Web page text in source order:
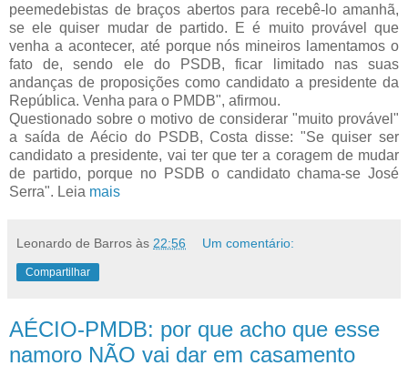
peemedebistas de braços abertos para recebê-lo amanhã,
se ele quiser mudar de partido. E é muito provável que
venha a acontecer, até porque nós mineiros lamentamos o
fato de, sendo ele do PSDB, ficar limitado nas suas
andanças de proposições como candidato a presidente da
República. Venha para o PMDB", afirmou.
Questionado sobre o motivo de considerar "muito provável"
a saída de Aécio do PSDB, Costa disse: "Se quiser ser
candidato a presidente, vai ter que ter a coragem de mudar
de partido, porque no PSDB o candidato chama-se José
Serra". Leia mais
Leonardo de Barros às 22:56 Um comentário:
Compartilhar
AÉCIO-PMDB: por que acho que esse
namoro NÃO vai dar em casamento